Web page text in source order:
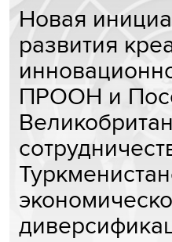
Новая
развития
ПРООН и